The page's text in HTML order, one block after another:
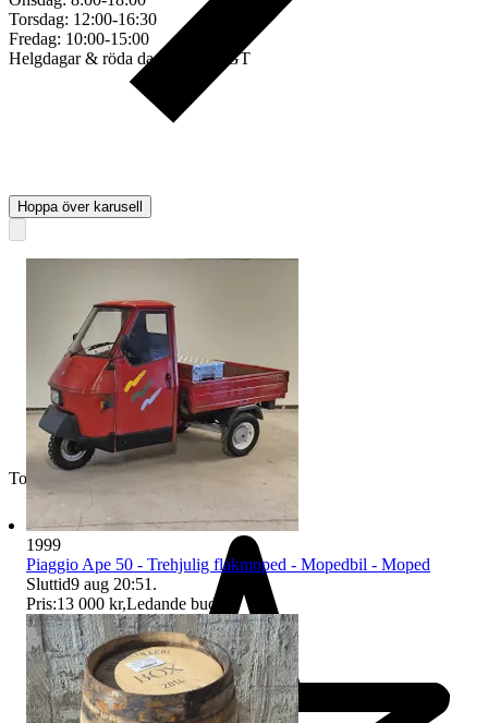
Torsdag: 12:00-16:30
Fredag: 10:00-15:00
Helgdagar & röda dagar STÄNGT
Toppsäljare
Hoppa över karusell
1999
Piaggio Ape 50 - Trehjulig flakmoped - Mopedbil - Moped
Sluttid9 aug 20:51 .
Pris:13 000 kr,Ledande bud